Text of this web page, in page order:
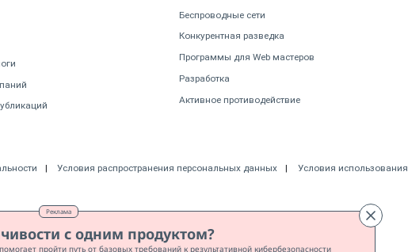
Реклама
с одним продуктом?
пройти путь от базовых требований к результативной кибербезопасности
Беспроводные сети
Конкурентная разведка
Программы для Web мастеров
Разработка
Активное противодействие
Условия распространения персональных данных Условия использования